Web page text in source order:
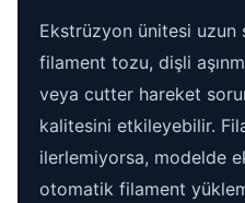
Ekstrüzyon ünitesi uzun
filament tozu, dişli
veya cutter hareket
kalitesini etkileyebilir.
ilerlemiyorsa, modelde
otomatik filament